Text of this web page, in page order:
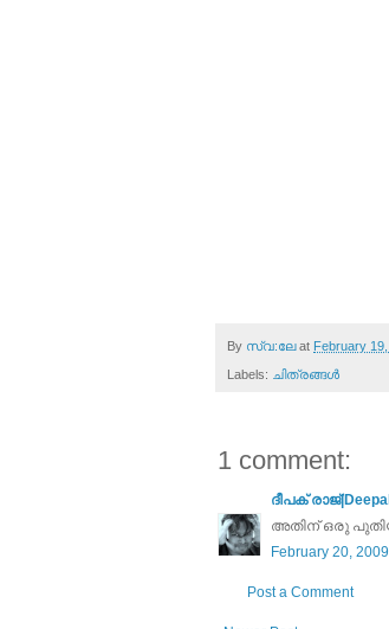
By സ്വ:ലേ at February
Labels: ചിത്രങ്ങള്‍
1 comment:
ദീപക്
അതിന് ഒരു
February 20,
Post a Comment